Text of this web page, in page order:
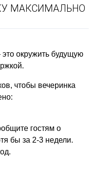
МАКСИМАЛЬНО
окружить будущую
чтобы вечеринка
гостям о
бы за 2-3 недели.